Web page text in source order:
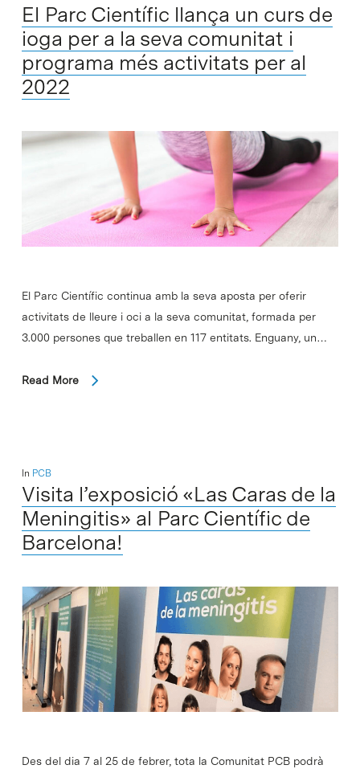
El Parc Científic llança un curs de
ioga per a la seva comunitat i
programa més activitats per al
2022
El Parc Científic continua amb la seva aposta per oferir
activitats de lleure i oci a la seva comunitat, formada per
3.000 persones que treballen en 117 entitats. Enguany, un…
Read More
In PCB
Visita l’exposició «Las Caras de la
Meningitis» al Parc Científic de
Barcelona!
Des del dia 7 al 25 de febrer, tota la Comunitat PCB podrà